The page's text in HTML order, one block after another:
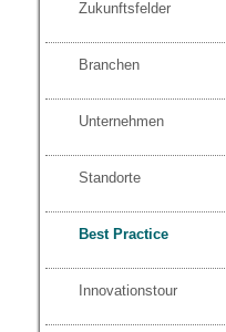
Zukunftsfelder
Branchen
Unternehmen
Standorte
Best Practice
Innovationstour